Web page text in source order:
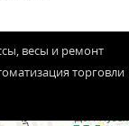
весы и ремонт
торговли